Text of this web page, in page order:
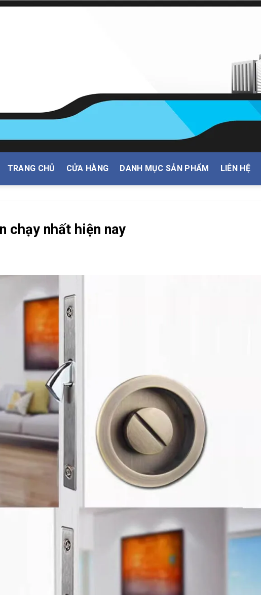
TRANG CHỦ CỬA HÀNG DANH MỤC SẢN PHẨM LIÊN HỆ
chạy nhất hiện nay